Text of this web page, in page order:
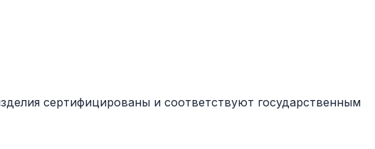
сертифицированы и соответствуют государственным